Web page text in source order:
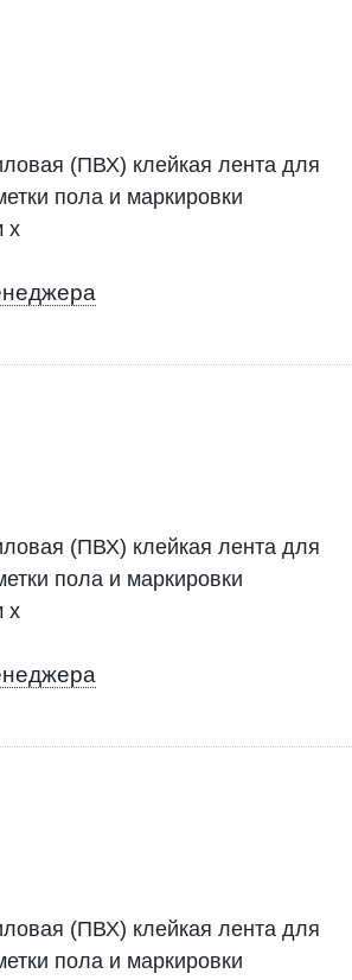
(ПВХ) клейкая лента для
пола и маркировки
x
(ПВХ) клейкая лента для
пола и маркировки
x
(ПВХ) клейкая лента для
пола и маркировки